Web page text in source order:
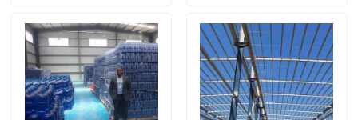
পণ্য
আমাদের সম্বন্ধে